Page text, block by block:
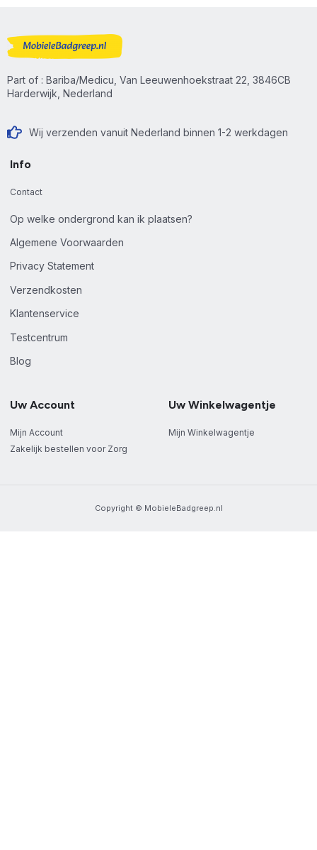
Part of : Bariba/Medicu, Van Leeuwenhoekstraat 22, 3846CB
Harderwijk, Nederland
Wij verzenden vanuit Nederland binnen 1-2 werkdagen
Info
Contact
Op welke ondergrond kan ik plaatsen?
Algemene Voorwaarden
Privacy Statement
Verzendkosten
Klantenservice
Testcentrum
Blog
Uw Account
Mijn Account
Zakelijk bestellen voor Zorg
Uw Winkelwagentje
Mijn Winkelwagentje
Copyright © MobieleBadgreep.nl